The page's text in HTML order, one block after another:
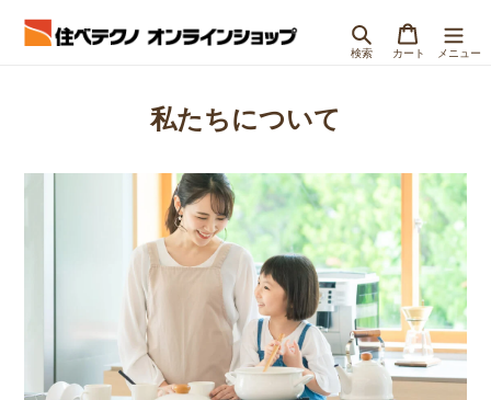
検索 カート
私たちについて